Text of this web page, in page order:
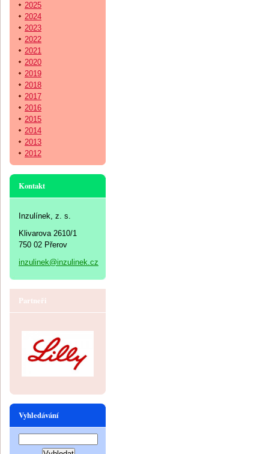
2025
2024
2023
2022
2021
2020
2019
2018
2017
2016
2015
2014
2013
2012
Kontakt
Inzulínek, z. s.
Klivarova 2610/1
750 02 Přerov
inzulinek@inzulinek.cz
Partneři
Vyhledávání